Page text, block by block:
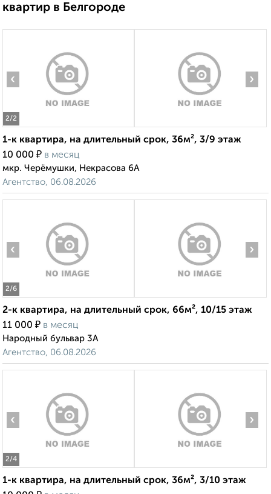
квартир в Белгороде
2/2
‹ ›
1-к квартира, на длительный срок, 36м², 3/9 этаж
10 000 ₽ в месяц
мкр. Черёмушки, Некрасова 6А
Агентство, 06.08.2026
2/6
‹ ›
2-к квартира, на длительный срок, 66м², 10/15 этаж
11 000 ₽ в месяц
Народный бульвар 3А
Агентство, 06.08.2026
2/4
‹ ›
1-к квартира, на длительный срок, 36м², 3/10 этаж